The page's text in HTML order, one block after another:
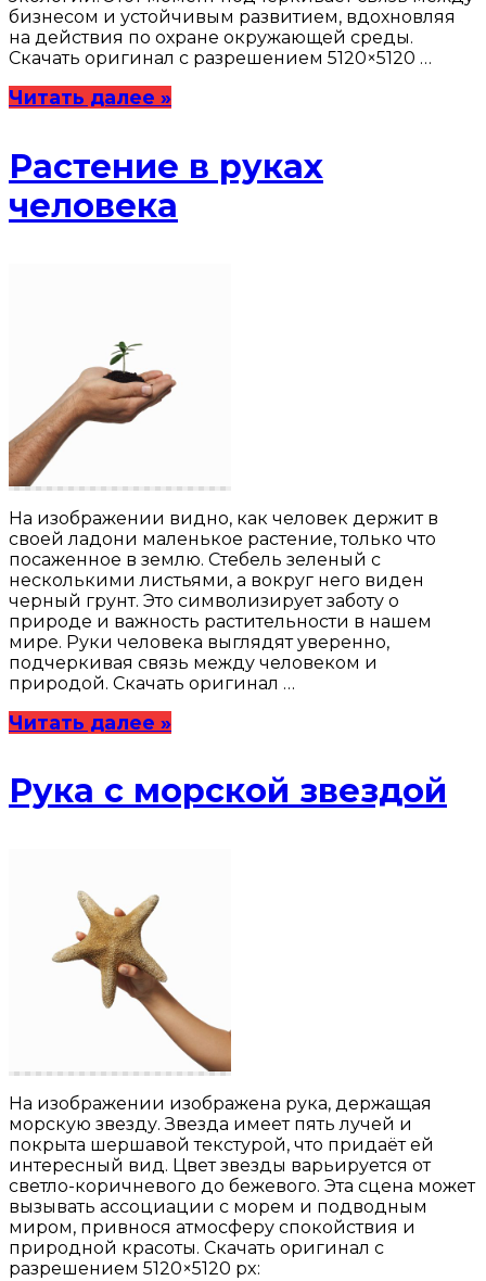
бизнесом и устойчивым развитием, вдохновляя
на действия по охране окружающей среды.
Скачать оригинал с разрешением 5120×5120 …
Читать далее »
Растение в руках
человека
На изображении видно, как человек держит в
своей ладони маленькое растение, только что
посаженное в землю. Стебель зеленый с
несколькими листьями, а вокруг него виден
черный грунт. Это символизирует заботу о
природе и важность растительности в нашем
мире. Руки человека выглядят уверенно,
подчеркивая связь между человеком и
природой. Скачать оригинал …
Читать далее »
Рука с морской звездой
На изображении изображена рука, держащая
морскую звезду. Звезда имеет пять лучей и
покрыта шершавой текстурой, что придаёт ей
интересный вид. Цвет звезды варьируется от
светло-коричневого до бежевого. Эта сцена может
вызывать ассоциации с морем и подводным
миром, привнося атмосферу спокойствия и
природной красоты. Скачать оригинал с
разрешением 5120×5120 px: